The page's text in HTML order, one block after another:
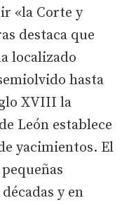
«la Corte y
destaca que
localizado
hasta
XVIII la
León establece
yacimientos. El
y en